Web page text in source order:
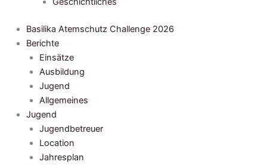
Basilika Atemschutz Challenge 2026
Berichte
Einsätze
Ausbildung
Jugend
Allgemeines
Jugend
Jugendbetreuer
Location
Jahresplan